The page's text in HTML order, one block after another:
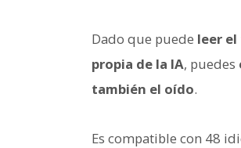
Dado que puede leer
propia de la IA, puedes
también el oído.
Es compatible con 48